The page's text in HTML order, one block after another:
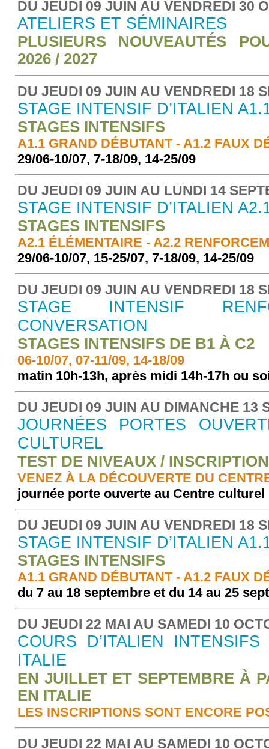
DU JEUDI 09 JUIN AU VENDREDI 30
ATELIERS ET SÉMINAIRES
PLUSIEURS NOUVEAUTÉS
2026 / 2027
DU JEUDI 09 JUIN AU VENDREDI 18
STAGE INTENSIF D’ITALIEN
STAGES INTENSIFS
A1.1 GRAND DÉBUTANT - A1.2 FAUX
29/06-10/07, 7-18/09, 14-25/09
DU JEUDI 09 JUIN AU LUNDI 14
STAGE INTENSIF D’ITALIEN
STAGES INTENSIFS
A2.1 ÉLÉMENTAIRE - A2.2
29/06-10/07, 15-25/07, 7-18/09, 14-25/09
DU JEUDI 09 JUIN AU VENDREDI 18
STAGE INTENSIF
CONVERSATION
STAGES INTENSIFS DE B1 À C2
06-10/07, 07-11/09, 14-18/09
matin 10h-13h, après midi 14h-17h ou
DU JEUDI 09 JUIN AU DIMANCHE 13
JOURNÉES PORTES
CULTUREL
TEST DE NIVEAUX /
VENEZ À LA DÉCOUVERTE DU
journée porte ouverte au Centre culturel
DU JEUDI 09 JUIN AU VENDREDI 18
STAGE INTENSIF D’ITALIEN
STAGES INTENSIFS
A1.1 GRAND DÉBUTANT - A1.2 FAUX
du 7 au 18 septembre et du 14 au 25
DU JEUDI 22 MAI AU SAMEDI 10
COURS D’ITALIEN
ITALIE
EN JUILLET ET SEPTEMBRE À
EN ITALIE
LES INSCRIPTIONS SONT ENCORE
DU JEUDI 22 MAI AU SAMEDI 10